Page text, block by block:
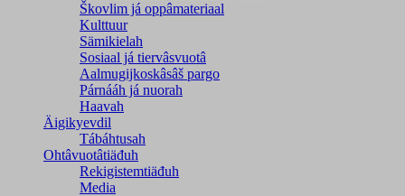
Škovlim já oppâmateriaal
Kulttuur
Sämikielah
Sosiaal já tiervâsvuotâ
Aalmugijkoskâsâš pargo
Párnááh já nuorah
Haavah
Äigikyevdil
Tábáhtusah
Ohtâvuotâtiäđuh
Rekigistemtiäđuh
Media